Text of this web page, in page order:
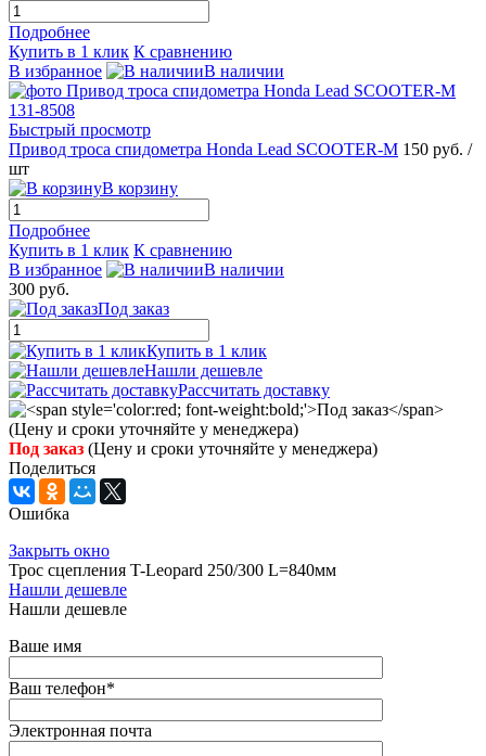
Подробнее
Купить в 1 клик К сравнению
В избранное
В наличии
Быстрый просмотр
Привод троса спидометра Honda Lead SCOOTER-M 150 руб. /
шт
В корзину
Подробнее
Купить в 1 клик К сравнению
В избранное
В наличии
300 руб.
Под заказ
Купить в 1 клик
Нашли дешевле
Рассчитать доставку
Под заказ (Цену и сроки уточняйте у менеджера)
Поделиться
Ошибка
Закрыть окно
Трос сцепления T-Leopard 250/300 L=840мм
Нашли дешевле
Нашли дешевле
Ваше имя
Ваш телефон*
Электронная почта